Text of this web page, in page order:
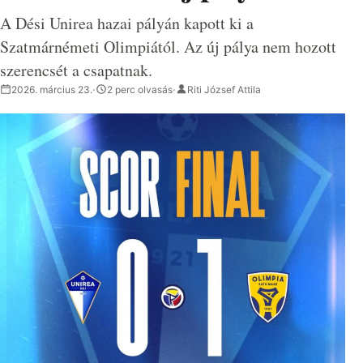
A Dési Unirea hazai pályán kapott ki a
Szatmárnémeti Olimpiától. Az új pálya nem hozott
szerencsét a csapatnak.
2026. március 23.· 2 perc olvasás· Riti József Attila